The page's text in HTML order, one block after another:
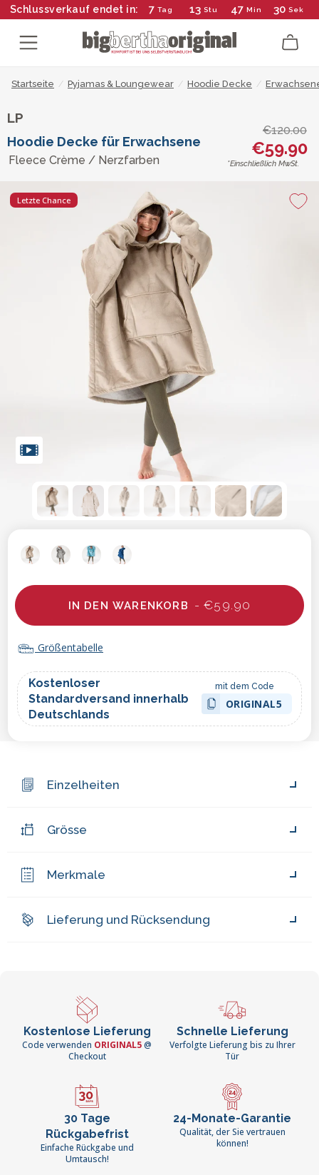
Schlussverkauf endet in: 7 Tag 13 Stu 47 Min 29 Sek
Startseite / Pyjamas & Loungewear / Hoodie Decke /
LP
Hoodie Decke für Erwachsene
Fleece Crème / Nerzfarben
€120.00
€59.90
*Einschließlich MwSt.
Letzte Chance
IN DEN WARENKORB - €59.90
Größentabelle
Kostenloser
Standardversand innerhalb
Deutschlands
mit dem Code
ORIGINAL5
Einzelheiten
Grösse
Merkmale
Lieferung und Rücksendung
Kostenlose Lieferung
Code verwenden ORIGINAL5@
Checkout
Schnelle Lieferung
Verfolgte Lieferung bis zu Ihrer
Tür
30 Tage
Rückgabefrist
Einfache Rückgabe und
Umtausch!
24-Monate-Garantie
Qualität, der Sie vertrauen
können!